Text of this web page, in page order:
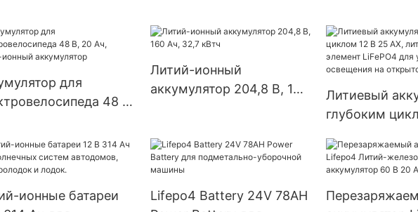
10,24 кВтч
тележки для гольфа на
36-42 лунки
для
48 В,
Литий-ионный
аккумулятор 204,8 В, 160
Литиевый
глубоким
элемент
уличного
открытом
ионные батареи
Lifepo4 Battery 24V 78AH